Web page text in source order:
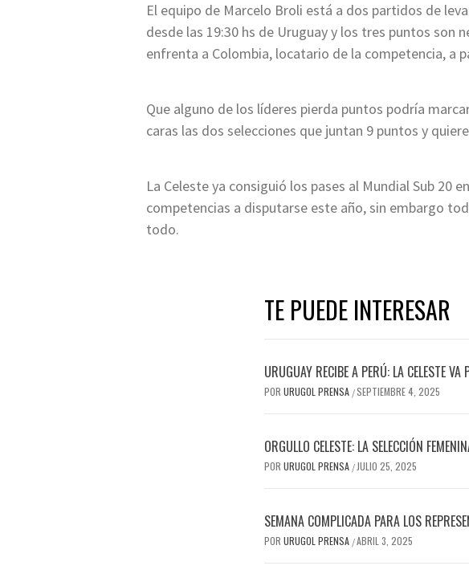
El equipo de Marcelo Broli está a dos partidos de
desde las 19:30 hs de Uruguay y los tres puntos son
enfrenta a Colombia, locatario de la competencia, a
Que alguno de los líderes pierda puntos podría
caras las dos selecciones que juntan 9 puntos y
La Celeste ya consiguió los pases al Mundial Sub 20
competencias a disputarse este año, sin embargo
todo.
TE PUEDE INTERESAR
URUGUAY RECIBE A PERÚ: LA CELESTE
POR URUGOL PRENSA /SEPTIEMBRE 4, 2025
ORGULLO CELESTE: LA SELECCIÓN
POR URUGOL PRENSA / JULIO 25, 2025
SEMANA COMPLICADA PARA LOS
POR URUGOL PRENSA /ABRIL 3, 2025